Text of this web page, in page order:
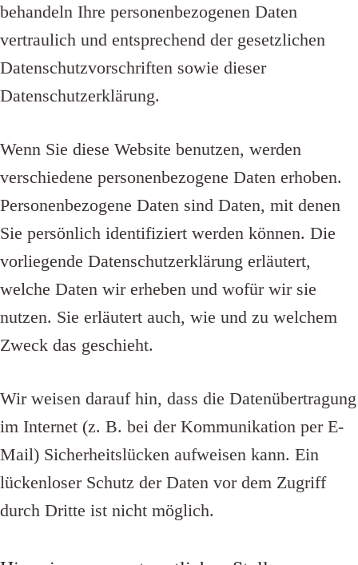
behandeln Ihre personenbezogenen Daten
vertraulich und entsprechend der gesetzlichen
Datenschutzvorschriften sowie dieser
Datenschutzerklärung.
Wenn Sie diese Website benutzen, werden
verschiedene personenbezogene Daten erhoben.
Personenbezogene Daten sind Daten, mit denen
Sie persönlich identifiziert werden können. Die
vorliegende Datenschutzerklärung erläutert,
welche Daten wir erheben und wofür wir sie
nutzen. Sie erläutert auch, wie und zu welchem
Zweck das geschieht.
Wir weisen darauf hin, dass die Datenübertragung
im Internet (z. B. bei der Kommunikation per E-
Mail) Sicherheitslücken aufweisen kann. Ein
lückenloser Schutz der Daten vor dem Zugriff
durch Dritte ist nicht möglich.